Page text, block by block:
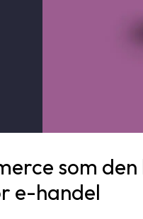
som
e-handel